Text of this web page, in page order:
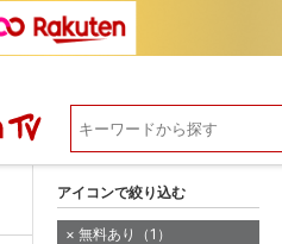
アイコンで絞り込む
無料あり（1）